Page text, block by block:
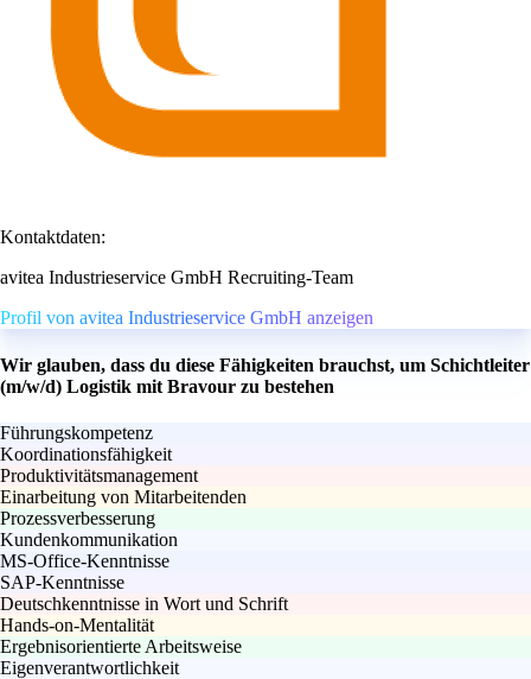
Kontaktdaten:
avitea Industrieservice GmbH Recruiting-Team
Profil von avitea Industrieservice GmbH anzeigen
Wir glauben, dass du diese Fähigkeiten brauchst, um Schichtleiter
(m/w/d) Logistik mit Bravour zu bestehen
Führungskompetenz
Koordinationsfähigkeit
Produktivitätsmanagement
Einarbeitung von Mitarbeitenden
Prozessverbesserung
Kundenkommunikation
MS-Office-Kenntnisse
SAP-Kenntnisse
Deutschkenntnisse in Wort und Schrift
Hands-on-Mentalität
Ergebnisorientierte Arbeitsweise
Eigenverantwortlichkeit